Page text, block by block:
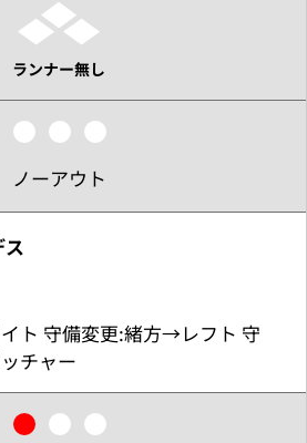
ランナー無し
ノーアウト
ト 守備変更:緒方→レフト 守
チャー